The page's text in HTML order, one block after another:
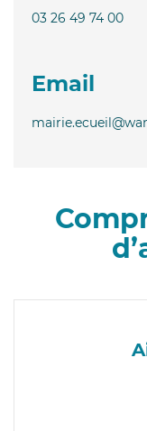
03 26 49 74 00
Email